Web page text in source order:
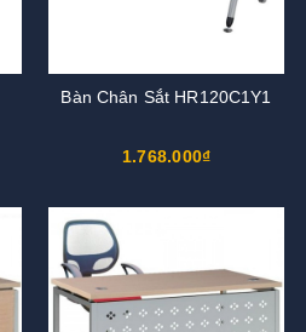
Bàn Chân Sắt HR120C1Y1
1.768.000₫